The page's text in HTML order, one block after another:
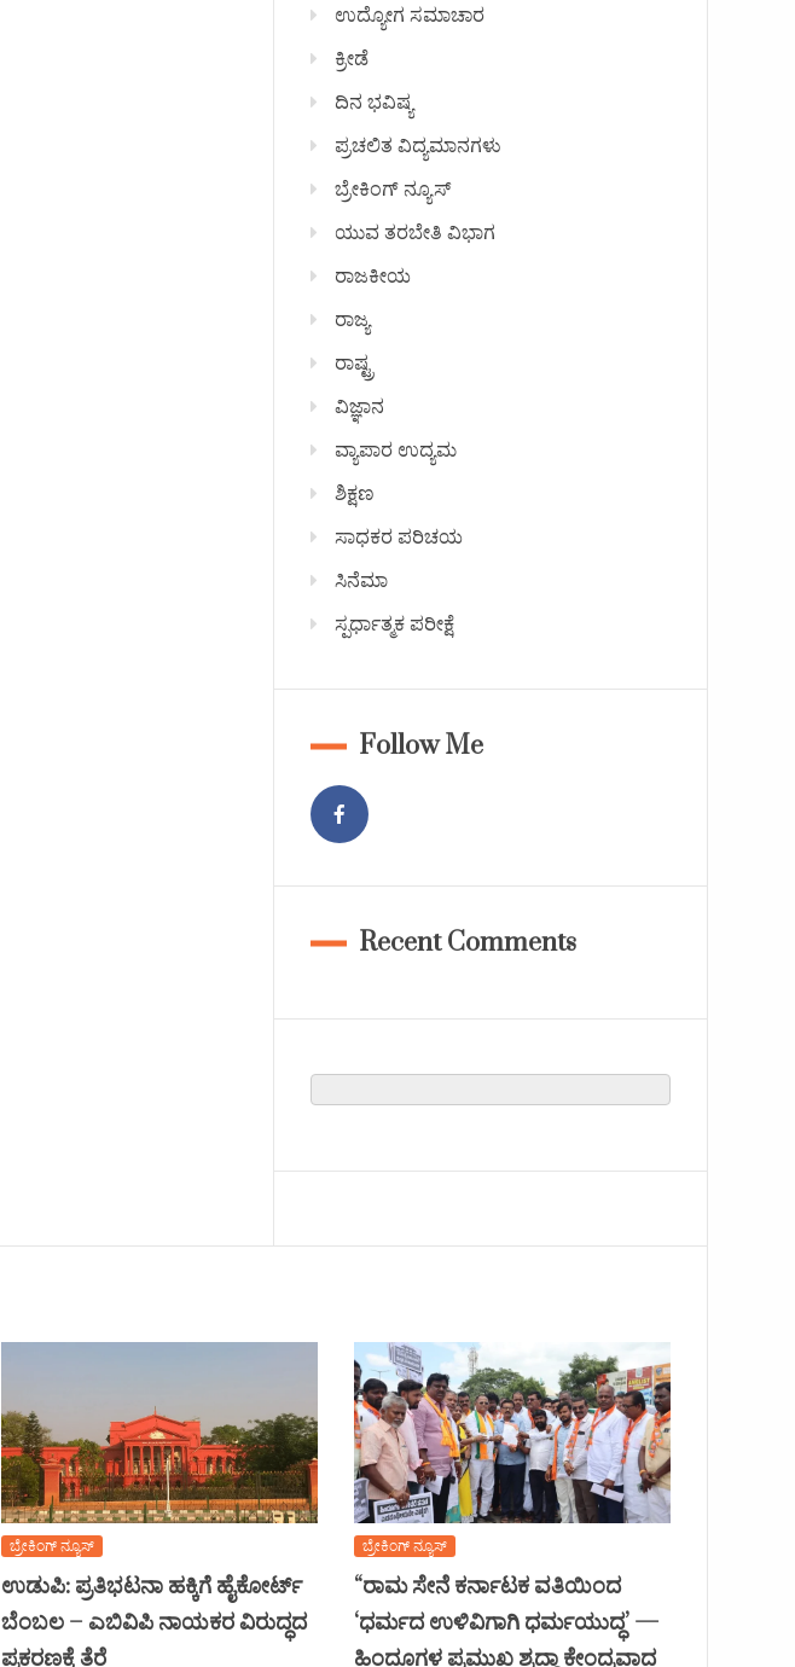
ಉದ್ಯೋಗ ಸಮಾಚಾರ
ಕ್ರೀಡೆ
ದಿನ ಭವಿಷ್ಯ
ಪ್ರಚಲಿತ ವಿದ್ಯಮಾನಗಳು
ಬ್ರೇಕಿಂಗ್ ನ್ಯೂಸ್
ಯುವ ತರಬೇತಿ ವಿಭಾಗ
ರಾಜಕೀಯ
ರಾಜ್ಯ
ರಾಷ್ಟ್ರ
ವಿಜ್ಞಾನ
ವ್ಯಾಪಾರ ಉದ್ಯಮ
ಶಿಕ್ಷಣ
ಸಾಧಕರ ಪರಿಚಯ
ಸಿನೆಮಾ
ಸ್ಪರ್ಧಾತ್ಮಕ ಪರೀಕ್ಷೆ
Follow Me
Recent Comments
ಬ್ರೇಕಿಂಗ್ ನ್ಯೂಸ್
ಉಡುಪಿ: ಪ್ರತಿಭಟನಾ ಹಕ್ಕಿಗೆ ಹೈಕೋರ್ಟ್
ಬೆಂಬಲ – ಎಬಿವಿಪಿ ನಾಯಕರ ವಿರುದ್ಧದ
ಪ್ರಕರಣಕ್ಕೆ ತೆರೆ
ಬ್ರೇಕಿಂಗ್ ನ್ಯೂಸ್
“ರಾಮ ಸೇನೆ ಕರ್ನಾಟಕ ವತಿಯಿಂದ
‘ಧರ್ಮದ ಉಳಿವಿಗಾಗಿ ಧರ್ಮಯುದ್ಧ’ —
ಹಿಂದೂಗಳ ಪ್ರಮುಖ ಶ್ರದ್ಧಾ ಕೇಂದ್ರವಾದ